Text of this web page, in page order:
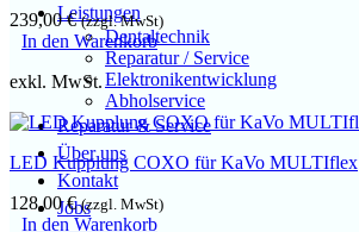
Leistungen
Dentaltechnik
Reparatur / Service
Elektronikentwicklung
Abholservice
Reparatur & Service
Über uns
Kontakt
Jobs
239,00€ (zzgl. MwSt)
In den Warenkorb
exkl. MwSt.
LED Kupplung COXO für KaVo MULTIflex
128,00€ (zzgl. MwSt)
In den Warenkorb